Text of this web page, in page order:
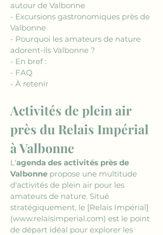
autour de Valbonne
- Excursions gastronomiques près de
Valbonne
- Pourquoi les amateurs de nature
adorent-ils Valbonne ?
- En bref :
- FAQ
- À retenir
Activités de plein air
près du Relais Impérial
à Valbonne
L'agenda des activités près de
Valbonne propose une multitude
d'activités de plein air pour les
amateurs de nature. Situé
stratégiquement, le [Relais Impérial]
(www.relaisimperial.com) est le point
de départ idéal pour explorer les